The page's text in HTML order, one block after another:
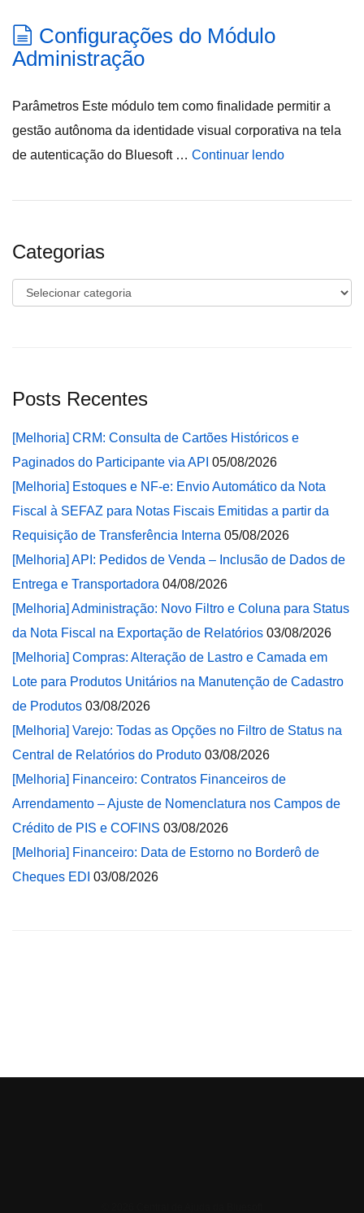
Configurações do Módulo
Administração
Parâmetros Este módulo tem como finalidade permitir a
gestão autônoma da identidade visual corporativa na tela
de autenticação do Bluesoft … Continuar lendo
Categorias
Categorias
Posts Recentes
[Melhoria] CRM: Consulta de Cartões Históricos e
Paginados do Participante via API 05/08/2026
[Melhoria] Estoques e NF-e: Envio Automático da Nota
Fiscal à SEFAZ para Notas Fiscais Emitidas a partir da
Requisição de Transferência Interna 05/08/2026
[Melhoria] API: Pedidos de Venda – Inclusão de Dados de
Entrega e Transportadora 04/08/2026
[Melhoria] Administração: Novo Filtro e Coluna para Status
da Nota Fiscal na Exportação de Relatórios 03/08/2026
[Melhoria] Compras: Alteração de Lastro e Camada em
Lote para Produtos Unitários na Manutenção de Cadastro
de Produtos 03/08/2026
[Melhoria] Varejo: Todas as Opções no Filtro de Status na
Central de Relatórios do Produto 03/08/2026
[Melhoria] Financeiro: Contratos Financeiros de
Arrendamento – Ajuste de Nomenclatura nos Campos de
Crédito de PIS e COFINS 03/08/2026
[Melhoria] Financeiro: Data de Estorno no Borderô de
Cheques EDI 03/08/2026